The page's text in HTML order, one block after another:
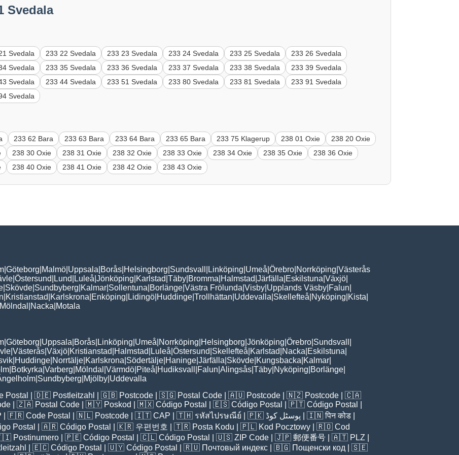
Svedala
Svedala 233 22 Svedala 233 23 Svedala 233 24 Svedala 233 25 Svedala
233 26 Svedala
Svedala 233 35 Svedala 233 36 Svedala 233 37 Svedala 233 38 Svedala
233 39 Svedala
Svedala 233 44 Svedala 233 51 Svedala 233 80 Svedala 233 81 Svedala
233 91 Svedala
Svedala
233 62 Bara 233 63 Bara 233 64 Bara 233 65 Bara 233 75 Klagerup 238 01 Oxie
238 20 Oxie
238 30 Oxie 238 31 Oxie 238 32 Oxie 238 33 Oxie 238 34 Oxie 238 35 Oxie
238 36 Oxie
238 40 Oxie 238 41 Oxie 238 42 Oxie 238 43 Oxie
Göteborg Malmö Uppsala Borås Helsingborg Sundsvall Linköping Umeå Örebro Norrköping Västerås
Östersund Lund Luleå Jönköping Karlstad Täby Bromma Halmstad Järfälla Eskilstuna Växjö
Skövde Sundbyberg Kalmar Sollentuna Borlänge Västra Frölunda Visby Upplands Väsby Falun
Kristianstad Karlskrona Enköping Lidingö Huddinge Trollhättan Uddevalla Skellefteå Nyköping Kista
Mölndal Nacka Motala
Göteborg Uppsala Borås Linköping Umeå Norrköping Helsingborg Jönköping Örebro Sundsvall
Västerås Växjö Kristianstad Halmstad Luleå Östersund Skellefteå Karlstad Nacka Eskilstuna
Huddinge Norrtälje Karlskrona Södertälje Haninge Järfälla Skövde Kungsbacka Kalmar
Botkyrka Varberg Mölndal Värmdö Piteå Hudiksvall Falun Alingsås Täby Nyköping Borlänge
Sundbyberg Mjölby Uddevalla
Postal | 🇩🇪 Postleitzahl | 🇬🇧 Postcode | 🇸🇬 Postal Code | 🇦🇺 Postcode | 🇳🇿 Postcode | 🇨🇦
| 🇿🇦 Postal Code | 🇲🇾 Poskod | 🇲🇽 Código Postal | 🇪🇸 Código Postal | 🇵🇹 Código Postal
| 🇫🇷 Code Postal | 🇳🇱 Postcode | 🇮🇹 CAP | 🇹🇭 รหัสไปรษณีย์ | 🇵🇰 پوسٹل کوڈ | 🇮🇳पिन कोड
Postal | 🇦🇷 Código Postal | 🇰🇷 우편번호 | 🇹🇷 Posta Kodu | 🇵🇱 Kod Pocztowy | 🇷🇴 Cod
Postinumero | 🇵🇪 Código Postal | 🇨🇱 Código Postal | 🇺🇸 ZIP Code | 🇯🇵 郵便番号 | 🇦🇹 PLZ
| 🇪🇨 Código Postal | 🇺🇾 Código Postal | 🇷🇺 Почтовый индекс | 🇧🇬 Пощенски код | 🇸🇪